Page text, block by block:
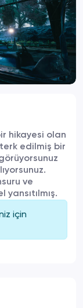
hikayesi olan
edilmiş bir
görüyorsunuz
ve
için